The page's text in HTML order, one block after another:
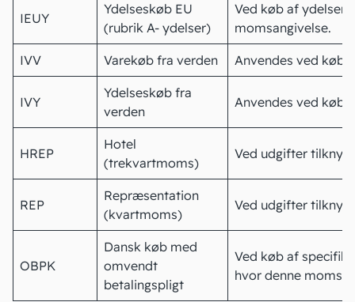
IEUY
Ydelseskøb EU
(rubrik A- ydelser)
Ved køb af ydelser
momsangivelse.
IVV Varekøb fra verden Anvendes ved køb
IVY
Ydelseskøb fra
verden
Anvendes ved køb
HREP
Hotel
(trekvartmoms)
Ved udgifter
REP
Repræsentation
(kvartmoms)
Ved udgifter
OBPK
Dansk køb med
omvendt
betalingspligt
Ved køb af
hvor denne